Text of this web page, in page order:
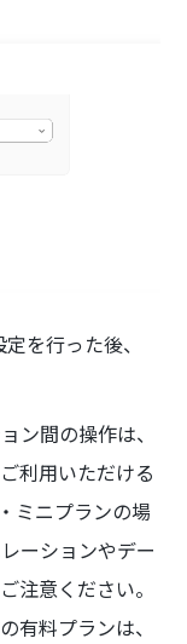
を行った後、
ン間の操作は、
利用いただける
ミニプランの場
ーションやデー
注意ください。
有料プランは、